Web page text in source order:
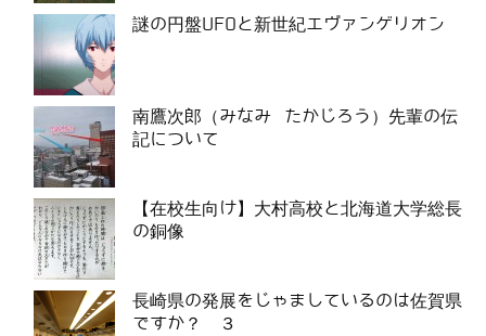
謎の円盤UFOと新世紀エヴァンゲリオン
南鷹次郎（みなみ たかじろう）先輩の伝
記について
【在校生向け】大村高校と北海道大学総長
の銅像
長崎県の発展をじゃましているのは佐賀県
ですか？ ３